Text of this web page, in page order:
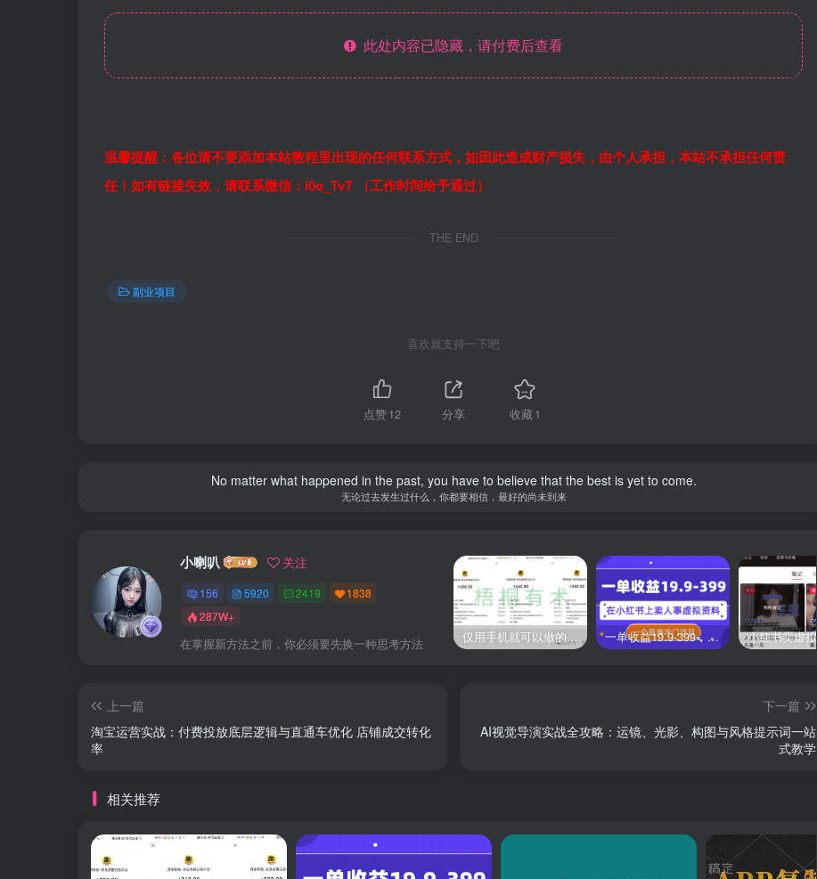
此处内容已隐藏，请付费后查看
温馨提醒：各位请不要添加本站教程里出现的任何联系方式，如因此造成财产损失，由个人承担，本站不承担任何责
任！如有链接失效，请联系微信：i0o_TvT （工作时间给予通过）
THE END
副业项目
喜欢就支持一下吧
点赞12 分享 收藏1
No matter what happened in the past, you have to believe that the best is yet to come.
无论过去发生过什么，你都要相信，最好的尚未到来
小喇叭 关注
156 5920 2419
1838
287W+
在掌握新方法之前，你必须要先换一种思考方法 仅用手机就可以做的小项目，当天就能见钱，每天100-300 一单收益19.9-399，一个蓝海冷门项目，在小红书上卖人事虚拟资料
上一篇
淘宝运营实战：付费投放底层逻辑与直通车优化 店铺成交转化
率
下一篇
AI视觉导演实战全攻略：运镜、光影、构图与风格提示词一站
式教学
相关推荐